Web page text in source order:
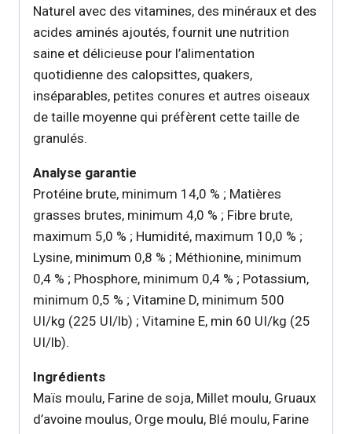
Naturel avec des vitamines, des minéraux et des
acides aminés ajoutés, fournit une nutrition
saine et délicieuse pour l’alimentation
quotidienne des calopsittes, quakers,
inséparables, petites conures et autres oiseaux
de taille moyenne qui préfèrent cette taille de
granulés.
Analyse garantie
Protéine brute, minimum 14,0 % ; Matières
grasses brutes, minimum 4,0 % ; Fibre brute,
maximum 5,0 % ; Humidité, maximum 10,0 % ;
Lysine, minimum 0,8 % ; Méthionine, minimum
0,4 % ; Phosphore, minimum 0,4 % ; Potassium,
minimum 0,5 % ; Vitamine D, minimum 500
UI/kg (225 UI/lb) ; Vitamine E, min 60 UI/kg (25
UI/lb).
Ingrédients
Maïs moulu, Farine de soja, Millet moulu, Gruaux
d’avoine moulus, Orge moulu, Blé moulu, Farine